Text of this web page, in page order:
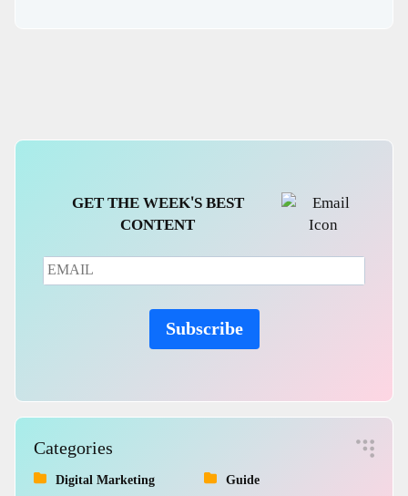
GET THE WEEK'S BEST
CONTENT
Subscribe
Categories
Digital Marketing
Guide